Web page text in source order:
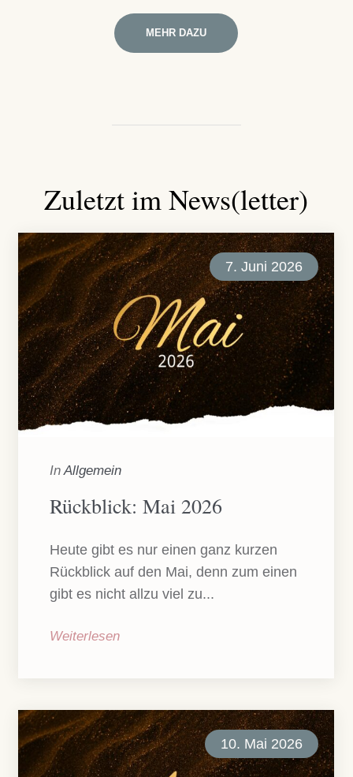
MEHR DAZU
Zuletzt im News(letter)
7. Juni 2026
InAllgemein
Rückblick: Mai 2026
Heute gibt es nur einen ganz kurzen
Rückblick auf den Mai, denn zum einen
gibt es nicht allzu viel zu...
Weiterlesen
10. Mai 2026